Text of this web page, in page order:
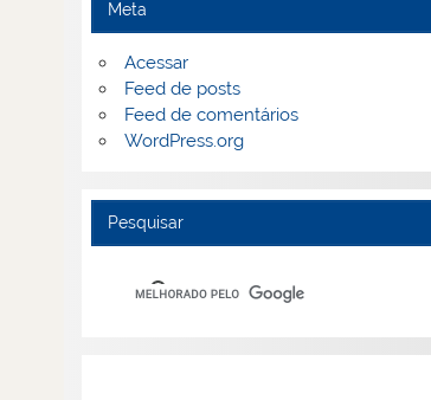
Meta
Acessar
Feed de posts
Feed de comentários
WordPress.org
Pesquisar